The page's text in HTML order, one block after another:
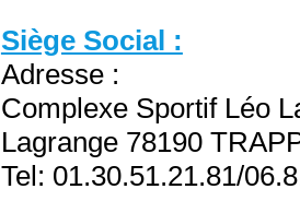
Siège Social :
Adresse :
Complexe Sportif Léo
Lagrange 78190
Tel: 01.30.51.21.81/